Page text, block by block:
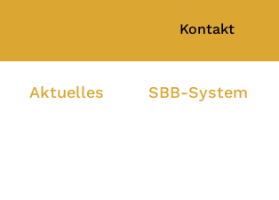
Kontakt
Aktuelles SBB-System